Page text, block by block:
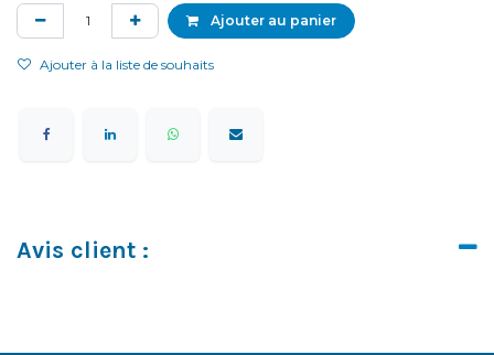
Ajouter au panier
Ajouter à la liste de souhaits
Avis client :